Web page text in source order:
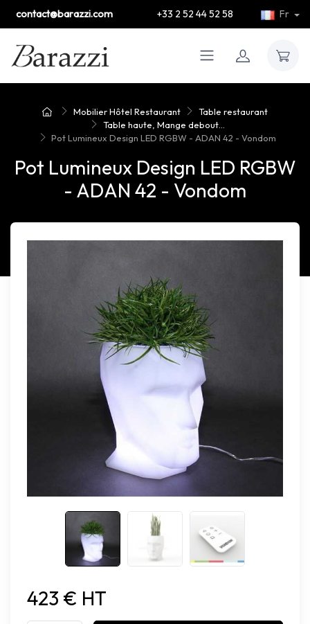
contact@barazzi.com +33 2 52 44 52 58 Fr
Mobilier Hôtel Restaurant
Table restaurant
Table haute, Mange debout...
Pot Lumineux Design LED RGBW - ADAN 42 - Vondom
Pot Lumineux Design LED RGBW
- ADAN 42 - Vondom
423 € HT